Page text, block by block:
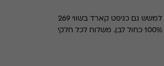
ביר בזאר- מארז של 24 בירות בוטיק. את ההטבה ניתן למשש גם כגיפט קארד בשווי 269
ש''ח. בירבזאר מבשלים בירת קראפט טרייה ומשובחת 100% כחול לבן. משלוח לכל חלקי